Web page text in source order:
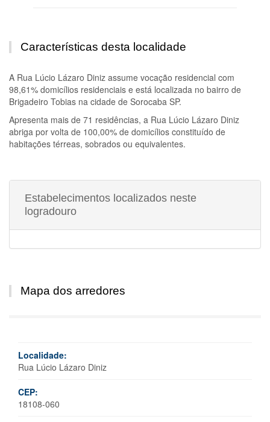
Características desta localidade
A Rua Lúcio Lázaro Diniz assume vocação residencial com
98,61% domicílios residenciais e está localizada no bairro de
Brigadeiro Tobias na cidade de Sorocaba SP.
Apresenta mais de 71 residências, a Rua Lúcio Lázaro Diniz
abriga por volta de 100,00% de domicílios constituído de
habitações térreas, sobrados ou equivalentes.
Estabelecimentos localizados neste
logradouro
Mapa dos arredores
Localidade:
Rua Lúcio Lázaro Diniz
CEP:
18108-060